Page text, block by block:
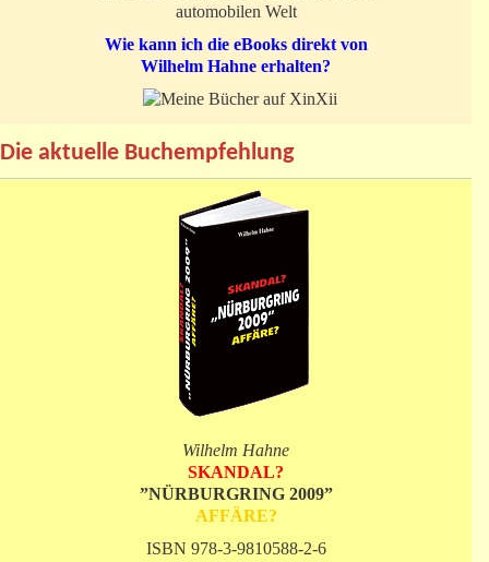
automobilen Welt
Wie kann ich die eBooks direkt von
Wilhelm Hahne erhalten?
Die aktuelle Buchempfehlung
Wilhelm Hahne
SKANDAL?
”NÜRBURGRING 2009”
AFFÄRE?
ISBN 978-3-9810588-2-6